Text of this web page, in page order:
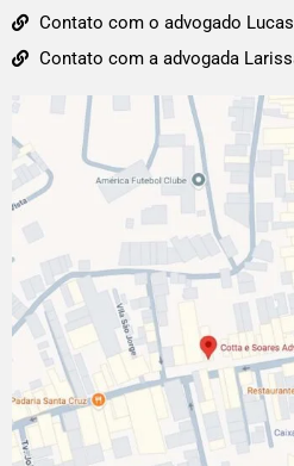
Contato com o advogado
Contato com a advogada